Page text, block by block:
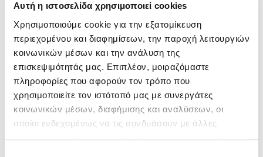
Αυτή η ιστοσελίδα χρησιμοποιεί cookies
Χρησιμοποιούμε cookie για την εξατομίκευση
περιεχομένου και διαφημίσεων, την παροχή λειτουργιών
κοινωνικών μέσων και την ανάλυση της
επισκεψιμότητάς μας. Επιπλέον, μοιραζόμαστε
πληροφορίες που αφορούν τον τρόπο που
χρησιμοποιείτε τον ιστότοπό μας με συνεργάτες
κοινωνικών μέσων, διαφήμισης και αναλύσεων, οι
οποίοι ενδεχομένως να τις συνδυάσουν με άλλες